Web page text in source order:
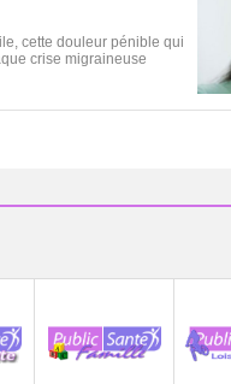
cette douleur pénible qui
crise migraineuse